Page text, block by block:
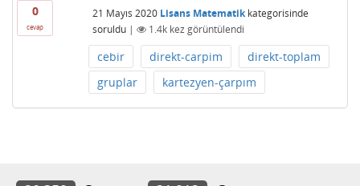
0
cevap
21 Mayıs 2020 Lisans Matematikkategorisinde
soruldu | 1.4kkez görüntülendi
cebir direkt-carpim
direkt-toplam
gruplar
kartezyen-çarpım